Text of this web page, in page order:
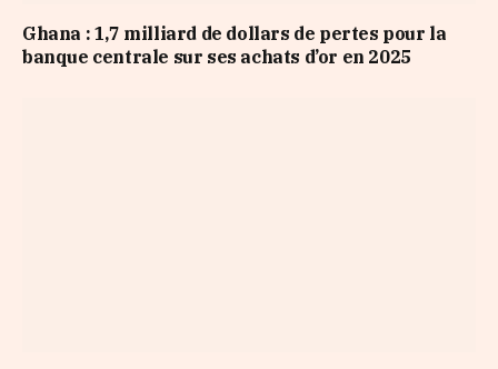
Ghana : 1,7 milliard de dollars de pertes pour la
banque centrale sur ses achats d’or en 2025